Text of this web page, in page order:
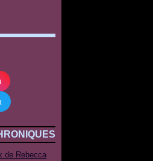
de Rebecca